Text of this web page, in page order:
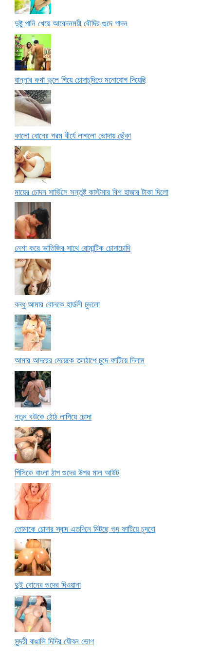
দুষ্টু পানি খেয়ে আবেদনময়ী বৌদির গুদে গাদন
রান্নার কথা ভুলে গিয়ে চোদাচুদিতে মনোযোগ দিয়েছি
কালো ধোনের গরম বীর্যে লাগলো ভোদায় ছেঁকা
মায়ের চোদন সার্ভিসে সন্তুষ্ট কাস্টমার বিশ হাজার টাকা দিলো
নেশা করে ভাতিজির সাথে রোমান্টিক চোদাচোদি
বন্ধু আমার বোনকে হার্ডলী চুদলো
আমার আদরের মেয়েকে তলঠাপে চুদে ফাটিয়ে দিলাম
নতুন বউকে ঠোঠ লাগিয়ে চোদা
পিসিকে বাংলা ঠাপ গুদের উপর মাল আউট
তোমাকে চোদার স্বাদ এতদিনে মিটছে গুদ ফাটিয়ে চুদবো
দুই বোনের গুদের দিওয়ানা
সুন্দরী বাঙালি দিদির যৌবন ভোগ